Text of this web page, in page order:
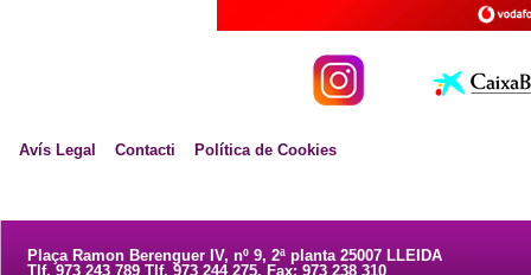
Avís Legal Contacti Política de Cookies
Plaça Ramon Berenguer IV, nº 9, 2ª planta 25007 LLEIDA
Tlf. 973 243 789 Tlf. 973 244 275. Fax: 973 238 310